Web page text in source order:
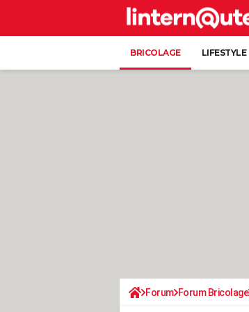
BRICOLAGE LIFESTYLE
Forum Forum Bricolage